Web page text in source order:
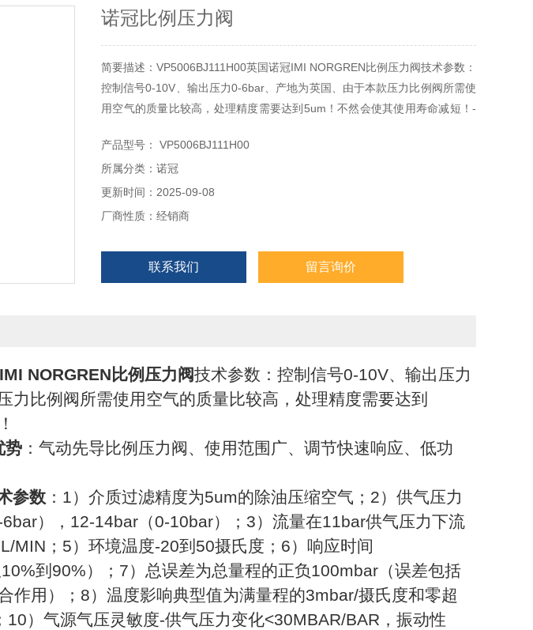
诺冠比例压力阀
简要描述：VP5006BJ111H00英国诺冠IMI NORGREN比例压力阀技术参数：
控制信号0-10V、输出压力0-6bar、产地为英国、由于本款压力比例阀所需使
用空气的质量比较高，处理精度需要达到5um！不然会使其使用寿命减短！-
产品型号： VP5006BJ111H00
所属分类：诺冠
更新时间：2025-09-08
厂商性质：经销商
联系我们 留言询价
NORGREN比例压力阀技术参数：控制信号0-10V、输出压力
力比例阀所需使用空气的质量比较高，处理精度需要达到
势 ：气动先导比例压力阀、使用范围广、调节快速响应、低功
参数 ：1）介质过滤精度为5um的除油压缩空气；2）供气压力
），12-14bar（0-10bar）；3）流量在11bar供气压力下流
MIN；5）环境温度-20到50摄氏度；6）响应时间
到90%）；7）总误差为总量程的正负100mbar（误差包括
作用）；8）温度影响典型值为满量程的3mbar/摄氏度和零超
）气源气压灵敏度-供气压力变化<30MBAR/BAR，振动性